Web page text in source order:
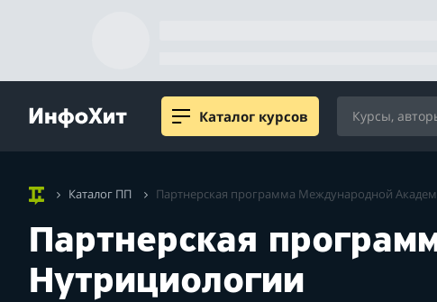
Каталог курсов
Каталог ПП Партнерская программа Международной
Партнерская
Нутрициологии